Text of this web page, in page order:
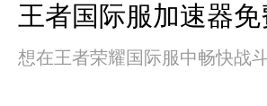
王者国际服加速器免
想在王者荣耀国际服中畅快战